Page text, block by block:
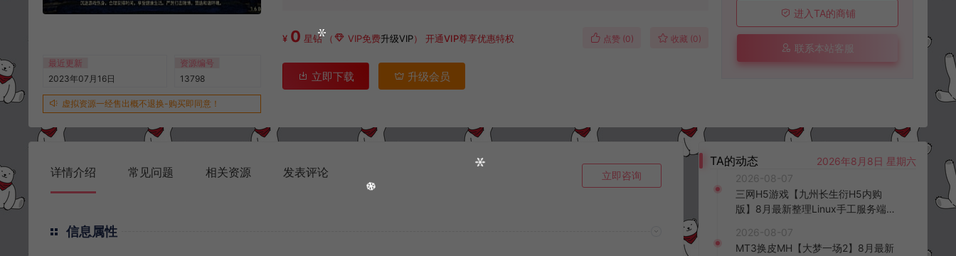
最近更新
2023年07月16日
资源编号
13798
虚拟资源一经售出概不退换-购买即同意！
¥ 0 星钻 （ VIP免费升级VIP）开通VIP尊享优惠特权 点赞 (0) 收藏 (0)
立即下载 升级会员
进入TA的商铺
联系本站客服
详情介绍 常见问题 相关资源 发表评论 立即咨询
信息属性
TA的动态
2026年8月8日 星期六
2026-08-07
三网H5游戏【九州长生衍H5内购
版】8月最新整理Linux手工服务端
客户端+详细搭建教程+视频教程
2026-08-07
MT3换皮MH【大梦一场2】8月最新